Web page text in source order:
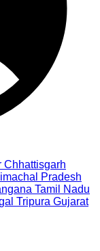
Chhattisgarh
Pradesh
Tamil Nadu
Tripura Gujarat